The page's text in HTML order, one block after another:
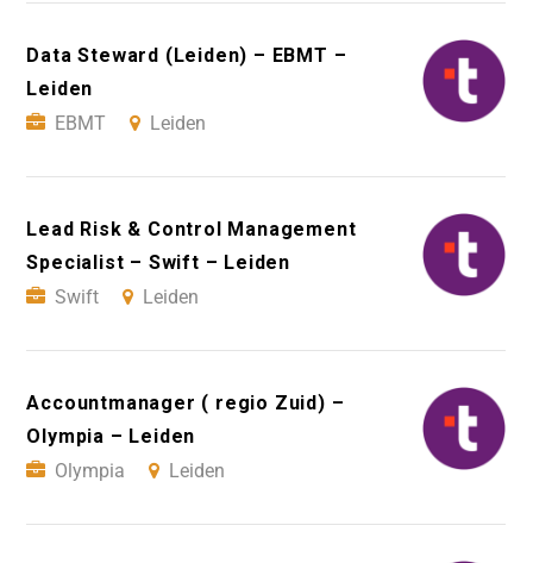
Data Steward (Leiden) – EBMT –
Leiden
EBMT
Leiden
Lead Risk & Control Management
Specialist – Swift – Leiden
Swift
Leiden
Accountmanager ( regio Zuid) –
Olympia – Leiden
Olympia
Leiden